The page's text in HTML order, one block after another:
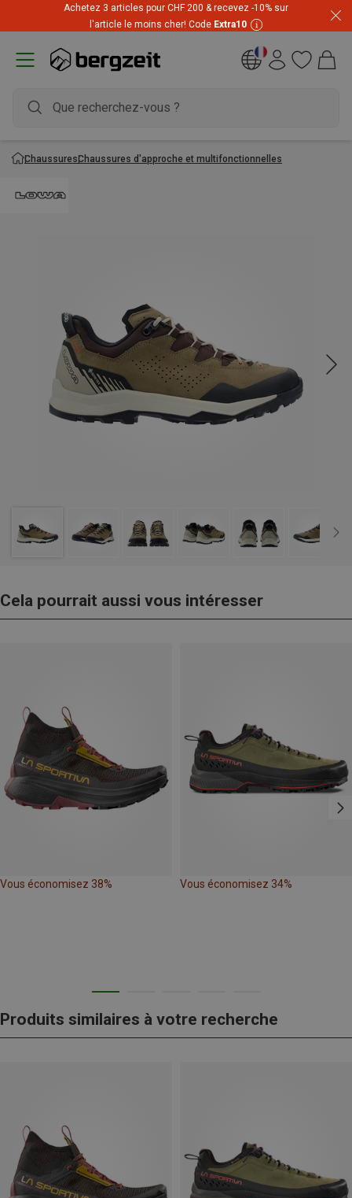
Achetez 3 articles pour CHF 200 & recevez -10% sur
l'article le moins cher! Code Extra10
ChaussuresChaussures d'approche et multifonctionnelles
Cela pourrait aussi vous intéresser
Vous économisez 38% Vous économisez 34%
Produits similaires à votre recherche